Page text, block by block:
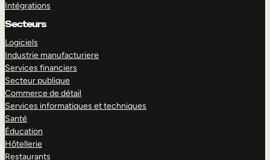
Intégrations
Secteurs
Logiciels
Industrie manufacturiere
Services financiers
Secteur publique
Commerce de détail
Services informatiques et techniques
Santé
Éducation
Hôtellerie
Restaurants